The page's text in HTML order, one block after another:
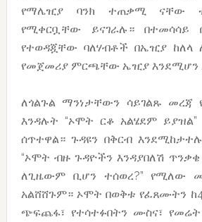
የማሌዢያ ባንክ ተጠቃሚ ናቸው
የሚቀርቧቸው ይናገራሉ። በተመሳሳይ
የተወዳጇቸው ባለሃብቶች በኤዢያ
የመጀመሪያ ምርጫቸው ኤዢያ
ለጎልጉል ማንነታቸውን ሳይገልጹ መረጃ
እንዳሉት “ኦሞት ርቆ አልሄደም
ሰጥተዋል። ጉዳዩን በቅርብ
“ኦሞት ብዙ ጉዳዮችን እንዳያበለሽ ጥንቃቄ
ለጊዜውም ቢሆን ተሰወረ?” የሚለው
አልሸሸጉም። ኦሞት በወቅቱ የፈጸሙትን
ጭፍጨፋ፣ የተሳተፉበትን ሙስና፣ የመሬት